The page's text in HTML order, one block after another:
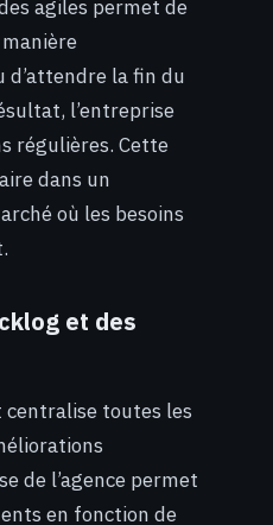
agiles permet de
d’attendre la fin du
l’entreprise
régulières. Cette
dans un
où les besoins
et des
centralise toutes les
de l’agence permet
en fonction de